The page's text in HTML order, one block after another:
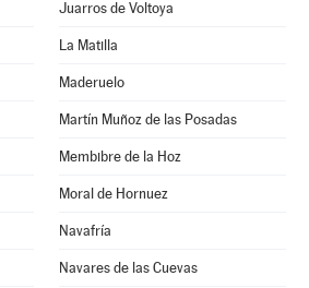
Juarros de Voltoya
La Matilla
Maderuelo
Martín Muñoz de las Posadas
Membibre de la Hoz
Moral de Hornuez
Navafría
Navares de las Cuevas